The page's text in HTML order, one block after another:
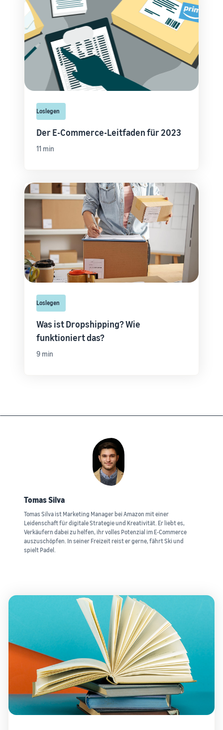
Loslegen
Der E-Commerce-Leitfaden für 2023
11 min
Loslegen
Was ist Dropshipping? Wie
funktioniert das?
9 min
Tomas Silva
Tomas Silva ist Marketing Manager bei Amazon mit einer
Leidenschaft für digitale Strategie und Kreativität. Er liebt es,
Verkäufern dabei zu helfen, ihr volles Potenzial im E-Commerce
auszuschöpfen. In seiner Freizeit reist er gerne, fährt Ski und
spielt Padel.